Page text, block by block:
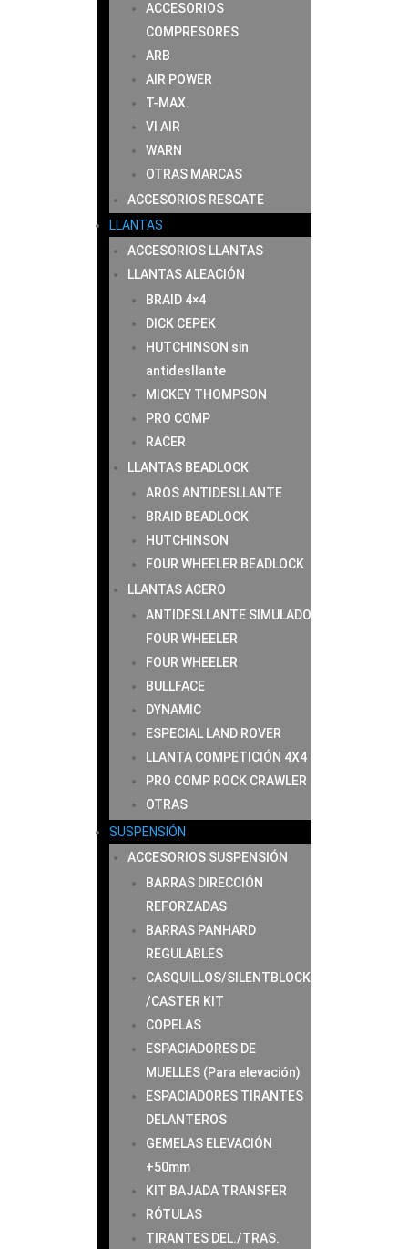
ACCESORIOS
COMPRESORES
ARB
AIR POWER
T-MAX.
VI AIR
WARN
OTRAS MARCAS
ACCESORIOS RESCATE
LLANTAS
ACCESORIOS LLANTAS
LLANTAS ALEACIÓN
BRAID 4×4
DICK CEPEK
HUTCHINSON sin
antidesllante
MICKEY THOMPSON
PRO COMP
RACER
LLANTAS BEADLOCK
AROS ANTIDESLLANTE
BRAID BEADLOCK
HUTCHINSON
FOUR WHEELER BEADLOCK
LLANTAS ACERO
ANTIDESLLANTE SIMULADO
FOUR WHEELER
FOUR WHEELER
BULLFACE
DYNAMIC
ESPECIAL LAND ROVER
LLANTA COMPETICIÓN 4X4
PRO COMP ROCK CRAWLER
OTRAS
SUSPENSIÓN
ACCESORIOS SUSPENSIÓN
BARRAS DIRECCIÓN
REFORZADAS
BARRAS PANHARD
REGULABLES
CASQUILLOS/SILENTBLOCK
/CASTER KIT
COPELAS
ESPACIADORES DE
MUELLES (Para elevación)
ESPACIADORES TIRANTES
DELANTEROS
GEMELAS ELEVACIÓN
+50mm
KIT BAJADA TRANSFER
RÓTULAS
TIRANTES DEL./TRAS.